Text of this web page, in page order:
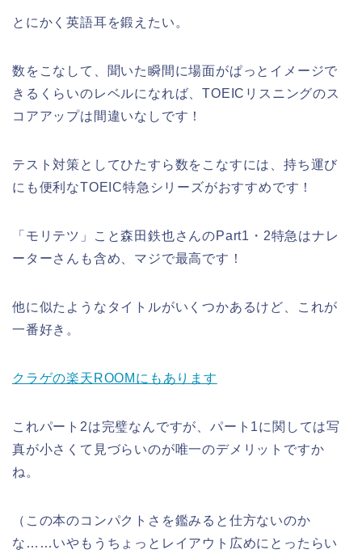
とにかく英語耳を鍛えたい。
数をこなして、聞いた瞬間に場面がぱっとイメージで
きるくらいのレベルになれば、TOEICリスニングのス
コアアップは間違いなしです！
テスト対策としてひたすら数をこなすには、持ち運び
にも便利なTOEIC特急シリーズがおすすめです！
「モリテツ」こと森田鉄也さんのPart1・2特急はナレ
ーターさんも含め、マジで最高です！
他に似たようなタイトルがいくつかあるけど、これが
一番好き。
クラゲの楽天ROOMにもあります
これパート2は完璧なんですが、パート1に関しては写
真が小さくて見づらいのが唯一のデメリットですか
ね。
（この本のコンパクトさを鑑みると仕方ないのか
な……いやもうちょっとレイアウト広めにとったらい